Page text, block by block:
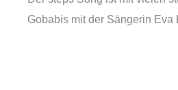
Gobabis mit der Sängerin Eva